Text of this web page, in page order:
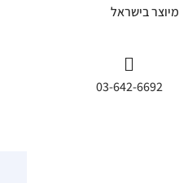
מיוצר בישראל
03-642-6692